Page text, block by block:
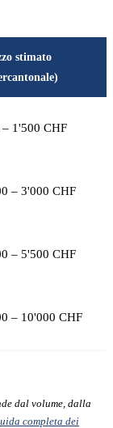
stimato
– 1'500 CHF
– 3'000 CHF
– 5'500 CHF
– 10'000 CHF
dal volume, dalla
completa dei